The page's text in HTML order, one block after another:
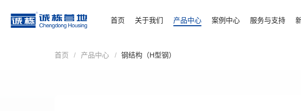
首页 关于我们 产品中心 案例中心 服务与支持
首页 / 产品中心 / 钢结构（H型钢）